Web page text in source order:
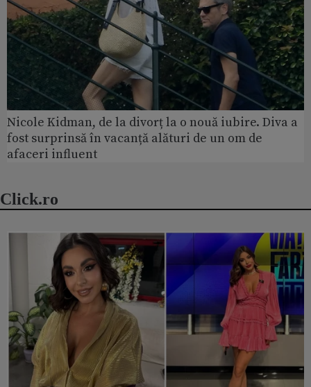
Nicole Kidman, de la divorț la o nouă iubire. Diva a
fost surprinsă în vacanță alături de un om de
afaceri influent
Click.ro